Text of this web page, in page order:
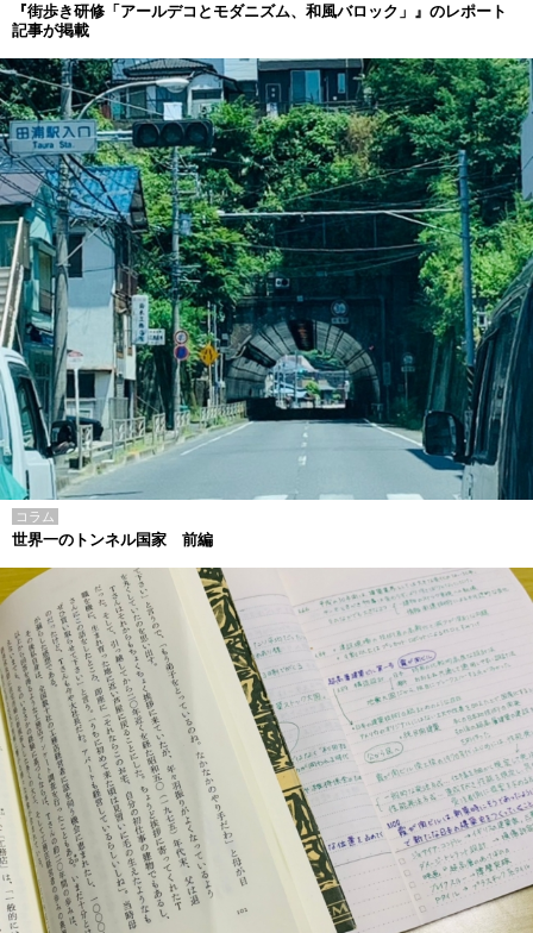
『街歩き研修「アールデコとモダニズム、和風バロック」』のレポート
記事が掲載
コラム
世界一のトンネル国家 前編